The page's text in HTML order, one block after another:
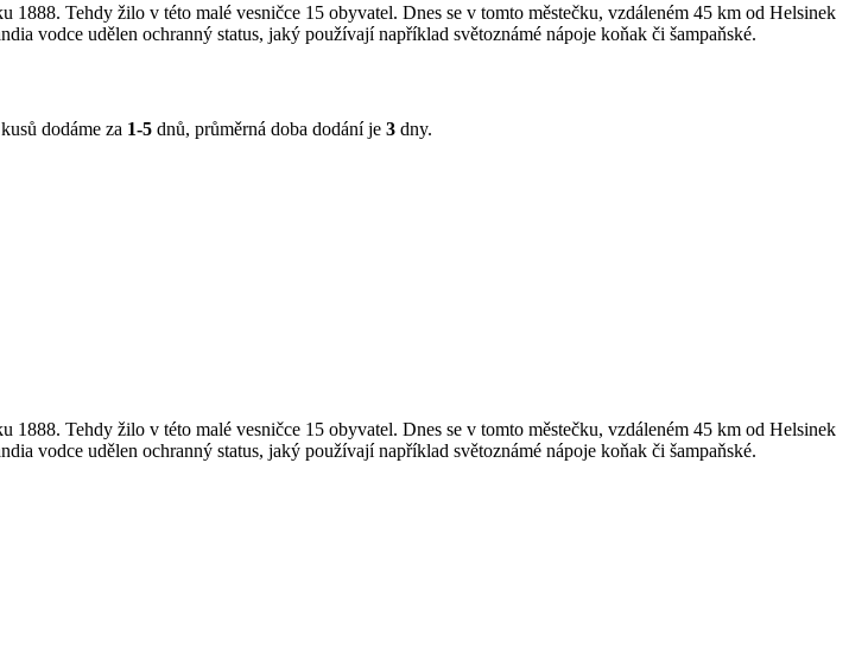
Tehdy žilo v této malé vesničce 15 obyvatel. Dnes se v tomto městečku, vzdáleném 45 km od Helsinek
vodce udělen ochranný status, jaký používají například světoznámé nápoje koňak či šampaňské.
dodáme za 1-5 dnů, průměrná doba dodání je 3 dny.
Tehdy žilo v této malé vesničce 15 obyvatel. Dnes se v tomto městečku, vzdáleném 45 km od Helsinek
vodce udělen ochranný status, jaký používají například světoznámé nápoje koňak či šampaňské.